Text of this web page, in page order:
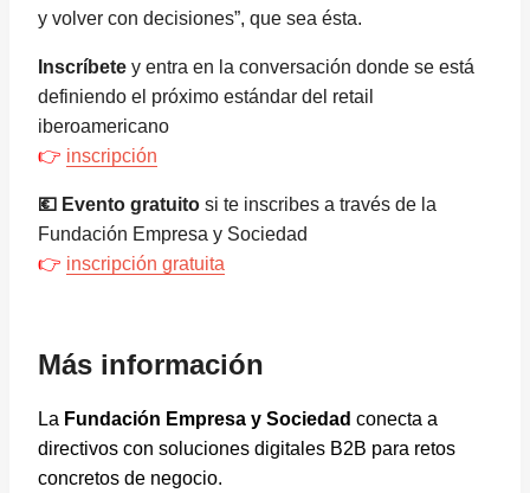
y volver con decisiones”, que sea ésta.
Inscríbete y entra en la conversación donde se está
definiendo el próximo estándar del retail
iberoamericano
👉 inscripción
💶 Evento gratuito si te inscribes a través de la
Fundación Empresa y Sociedad
👉 inscripción gratuita
Más información
La Fundación Empresa y Sociedad conecta a
directivos con soluciones digitales B2B para retos
concretos de negocio.